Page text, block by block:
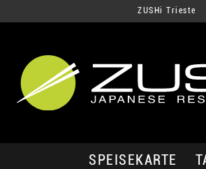
ZUSHi Trieste
SPEISEKARTE